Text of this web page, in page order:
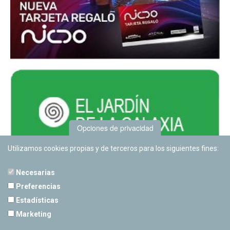
Opciones de privacidad
Utilizamos cookies propias y de terceros para los siguientes fines:
Necesarias
Preferencias
Estadísticas
Marketing